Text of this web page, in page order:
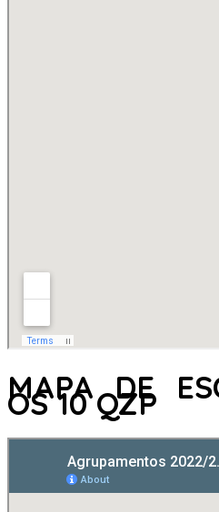
MAPA DE
OS 10 QZP